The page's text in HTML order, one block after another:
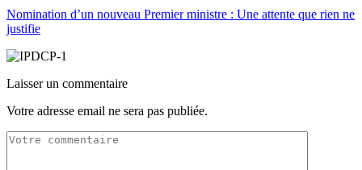
Nomination d’un nouveau Premier ministre : Une attente que rien ne
justifie
Laisser un commentaire
Votre adresse email ne sera pas publiée.